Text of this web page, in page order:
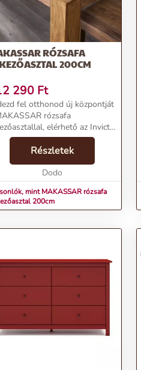
RÓZSAFA
200CM
290 Ft
fel otthonod új központját
rózsafa
elérhető az Invicta
kínálatában! E
bútordarab páratlan
ajándékozza meg
és minden használ...
Részletek
Dodo
mint MAKASSAR rózsafa
200cm